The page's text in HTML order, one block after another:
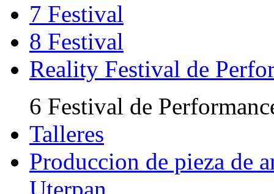
7 Festival
8 Festival
Reality Festival de
6 Festival de
Talleres
Produccion de pieza de